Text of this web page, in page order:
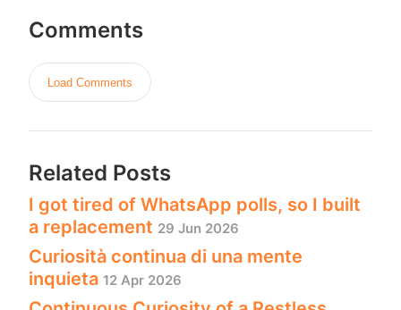
Comments
Load Comments
Related Posts
I got tired of WhatsApp polls, so I built
a replacement 29 Jun 2026
Curiosità continua di una mente
inquieta 12 Apr 2026